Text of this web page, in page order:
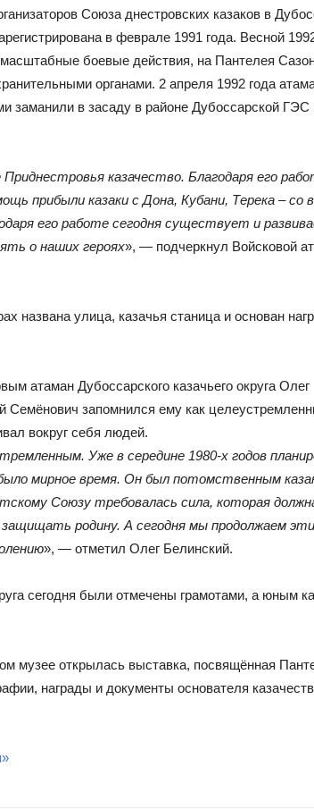
Союза днестровских казаков в
в феврале 1991 года. Весной
боевые действия, на Пантелея
органами. 2 апреля 1992 года
заманили в засаду в районе Дубоссарской ГЭС
казачество. Благодаря его
прибыли казаки с Дона, Кубани, Терека – со
его работе сегодня существует и
о наших героях», — подчеркнул Войсковой
названа улица, казачья станица и основан
атаман Дубоссарского казачьего округа Олег
Семёнович запомнился ему как
вокруг себя людей.
Уже в середине 1980-х годов
мирное время. Он был потомственным
Союзу требовалась сила, которая
родину. А сегодня мы продолжаем эти
», — отметил Олег Белинский.
сегодня были отмечены грамотами, а юным
музее открылась выставка, посвящённая
награды и документы основателя